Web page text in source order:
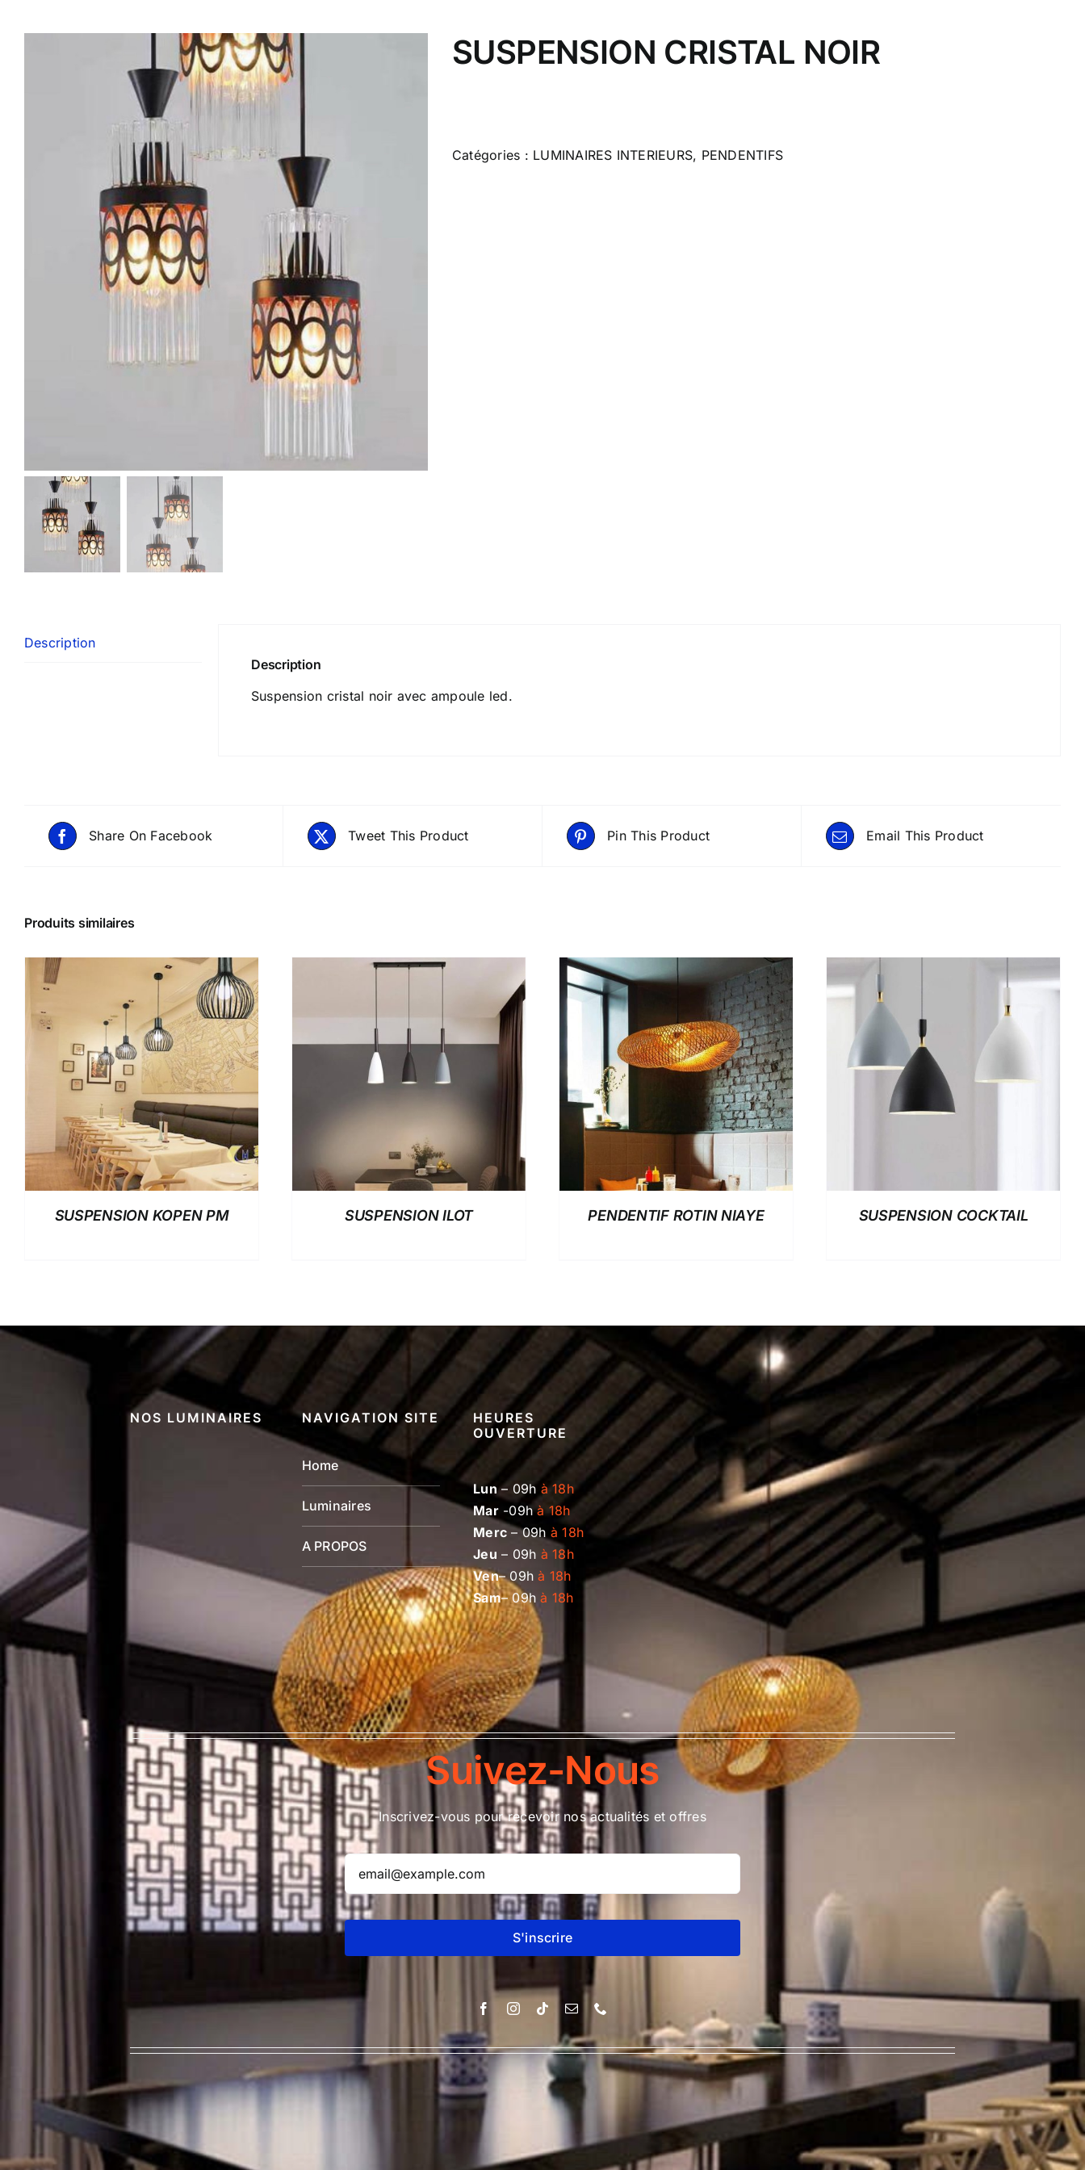
SUSPENSION CRISTAL NOIR
Catégories : LUMINAIRES INTERIEURS, PENDENTIFS
Description
Description
Suspension cristal noir avec ampoule led.
Share On Facebook Tweet This Product Pin This Product Email This Product
Produits similaires
SUSPENSION KOPEN PM
DETAILS
SUSPENSION ILOT
DETAILS
PENDENTIF ROTIN NIAYE
DETAILS
SUSPENSION COCKTAIL
NOS LUMINAIRES NAVIGATION SITE
Home
Luminaires
A PROPOS
HEURES
OUVERTURE
Lun– 09h à 18h
Mar-09hà 18h
Merc – 09h à 18h
Jeu – 09h à 18h
Ven– 09h à 18h
Sam– 09h à 18h
Suivez-Nous
Inscrivez-vous pour recevoir nos actualités et offres
S'inscrire